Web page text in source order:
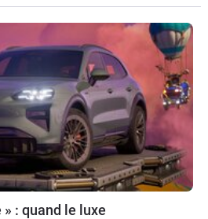
: quand le luxe